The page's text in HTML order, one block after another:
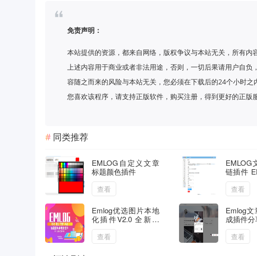
免责声明：
本站提供的资源，都来自网络，版权争议与本站无关，所有
上述内容用于商业或者非法用途，否则，一切后果请用户自
容随之而来的风险与本站无关，您必须在下载后的24个小时
您喜欢该程序，请支持正版软件，购买注册，得到更好的正
同类推荐
EMLOG自定义文章
标题颜色插件
查看
EMLOG
链插件
置顶广告
查看
Emlog优选图片本地
化插件V2.0 全新优
化升级版
查看
Emlog
成插件分
查看